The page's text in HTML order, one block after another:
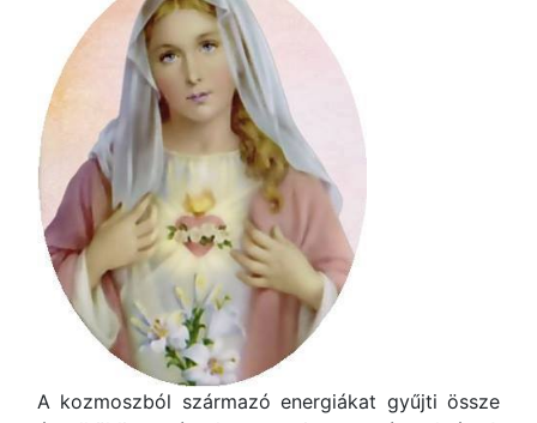
A kozmoszból származó energiákat gyűjti össze